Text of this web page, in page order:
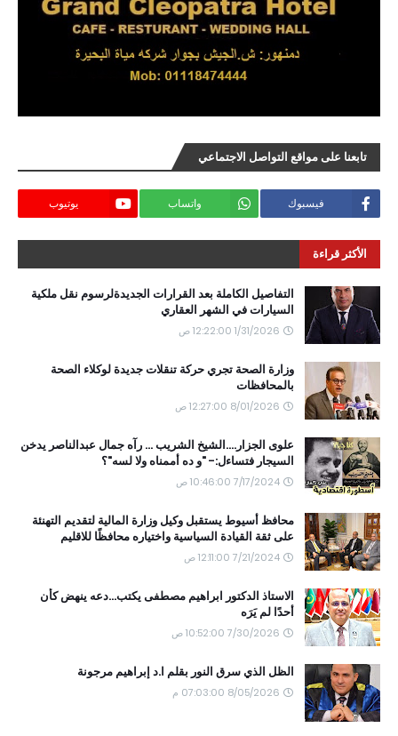
تابعنا على مواقع التواصل الاجتماعي
فيسبوك واتساب يوتيوب
الأكثر قراءة
التفاصيل الكاملة بعد القرارات الجديدةلرسوم نقل ملكية
السيارات في الشهر العقاري
1/31/2026 12:22:00 ص
وزارة الصحة تجري حركة تنقلات جديدة لوكلاء الصحة
بالمحافظات
8/01/2026 12:27:00 ص
علوى الجزار....الشيخ الشريب ... رآه جمال عبدالناصر يدخن
السيجار فتساءل:- "و ده أممناه ولا لسه"؟
7/17/2024 10:46:00 ص
محافظ أسيوط يستقبل وكيل وزارة المالية لتقديم التهنئة
على ثقة القيادة السياسية واختياره محافظًا للاقليم
7/21/2024 12:11:00 ص
الاستاذ الدكتور ابراهيم مصطفى يكتب...دعه ينهض كأن
أحدًا لم يَرَه
7/30/2026 10:52:00 ص
الظل الذي سرق النور بقلم ا.د إبراهيم مرجونة
8/05/2026 07:03:00 م